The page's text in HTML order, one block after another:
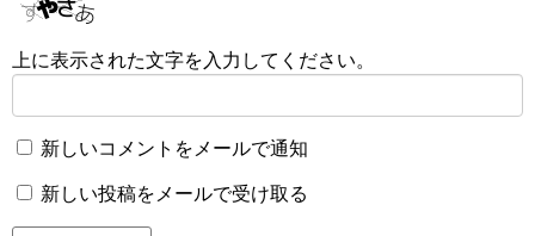
上に表示された文字を入力してください。
新しいコメントをメールで通知
新しい投稿をメールで受け取る